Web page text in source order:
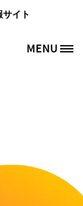
ツに移動
イト
MENU